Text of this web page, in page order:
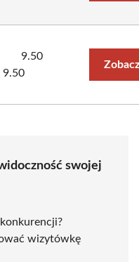
9.50
9.50
swojej
wizytówkę